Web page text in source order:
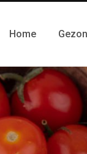
Home